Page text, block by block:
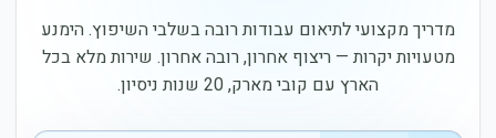
מדריך מקצועי לתיאום עבודות רובה בשלבי השיפוץ. הימנע
מטעויות יקרות — ריצוף אחרון, רובה אחרון. שירות מלא בכל
הארץ עם קובי מארק, 20 שנות ניסיון.